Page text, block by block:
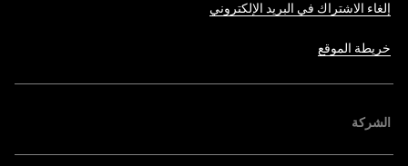
إلغاء الاشتراك في البريد الإلكتروني
خريطة الموقع
الشركة